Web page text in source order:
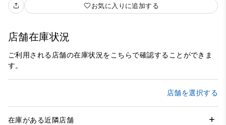
お気に入りに追加する
店舗在庫状況
ご利用される店舗の在庫状況をこちらで確認することができま
す。
店舗を選択する
在庫がある近隣店舗